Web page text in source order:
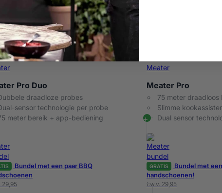
Pro Duo
draadloze probes
sensor technologie per probe
meter bereik + app-bediening
Bundel met een paar BBQ
29,95
Meater
Meater Pro
75 meter draadloos
Slimme
Dual sensor
GRATIS
Bundel met
handschoenen!
t.w.v. 29,95